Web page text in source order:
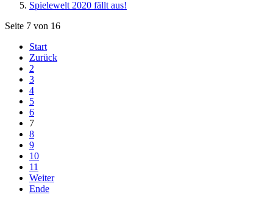
Spielewelt 2020 fällt aus!
Seite 7 von 16
Start
Zurück
2
3
4
5
6
7
8
9
10
11
Weiter
Ende